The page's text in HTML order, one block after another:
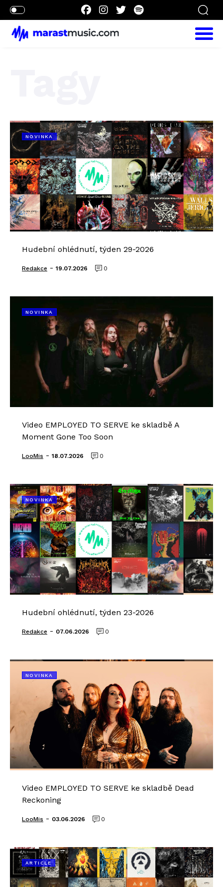
NOVINKA
Hudební ohlédnutí, týden 29-2026
Redakce - 19.07.2026 0
NOVINKA
Video EMPLOYED TO SERVE ke skladbě A
Moment Gone Too Soon
LooMis - 18.07.2026 0
NOVINKA
Hudební ohlédnutí, týden 23-2026
Redakce - 07.06.2026 0
NOVINKA
Video EMPLOYED TO SERVE ke skladbě Dead
Reckoning
LooMis - 03.06.2026 0
ARTICLE